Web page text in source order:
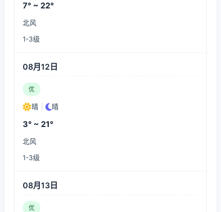
7° ~ 22°
北风
1-3级
08月12日
优
晴 晴
3° ~ 21°
北风
1-3级
08月13日
优